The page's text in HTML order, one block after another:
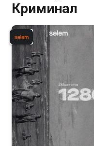
Криминал